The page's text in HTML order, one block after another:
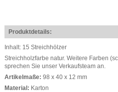
Produktdetails:
Inhalt: 15 Streichhölzer
Streichholzfarbe natur. Weitere Farben
sprechen Sie unser Verkaufsteam an.
Artikelmaße: 98 x 40 x 12 mm
Material: Karton